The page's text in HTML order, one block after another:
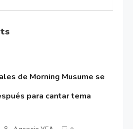
de Morning Musume se
para cantar tema